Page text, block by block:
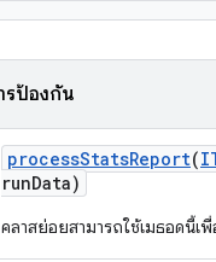
รป้องกัน
processStatsReport(
runData)
คลาสย่อยสามารถใช้เมธอดนี้เ